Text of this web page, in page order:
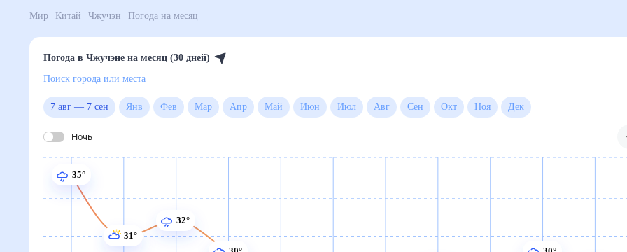
Мир Китай Чжучэн Погода на месяц
Погода в Чжучэне на месяц (30 дней)
Поиск города или места
7 авг—7 сен Янв Фев Мар Апр Май Июн Июл Авг Сен Окт Ноя
Ночь
35°
31°
32°